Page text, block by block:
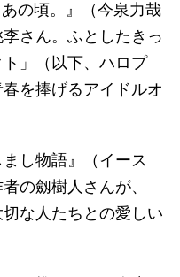
の頃。』（今泉力哉
さん。ふとしたきっ
」（以下、ハロプ
を捧げるアイドルオ
し物語』（イース
の劔樹人さんが、
切な人たちとの愛しい